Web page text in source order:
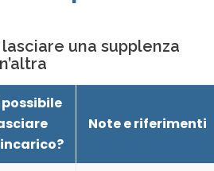
una supplenza
possibile
Note e riferimenti